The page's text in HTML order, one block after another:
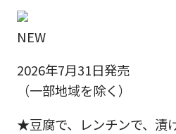
NEW
2026年7月31日発売
（一部地域を除く）
★豆腐で、レンチンで、漬